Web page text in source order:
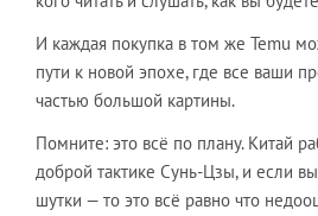
И каждая покупка в том же Temu
пути к новой эпохе, где все ваши
частью большой картины.
Помните: это всё по плану. Китай
доброй тактике Сунь-Цзы, и если
шутки — то это всё равно что